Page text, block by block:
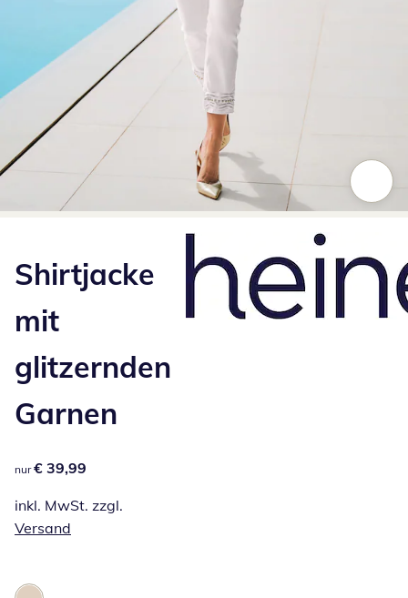
Shirtjacke
mit
glitzernden
Garnen
€ 39,99
nur € 39,99
inkl. MwSt. zzgl.
Versand